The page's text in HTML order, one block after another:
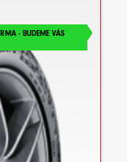
- BUDEME VÁS